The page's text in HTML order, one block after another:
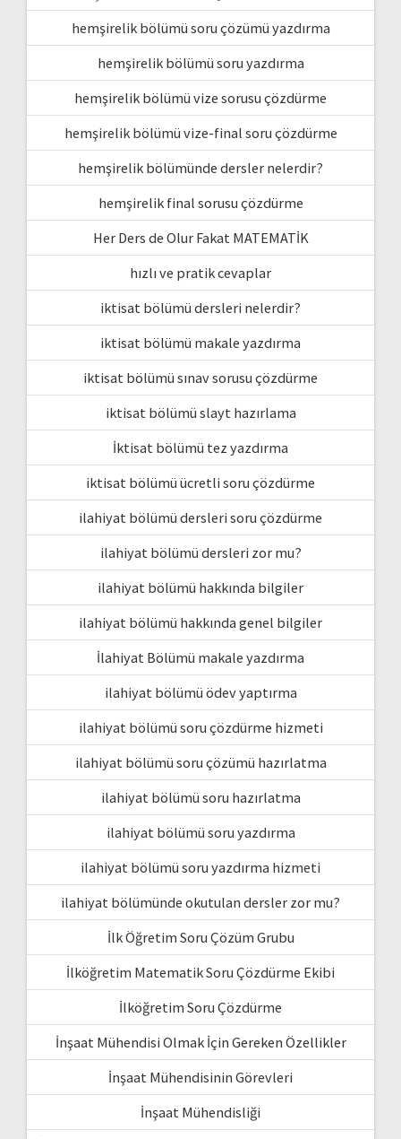
hemşirelik bölümü soru çözümü yazdırma
hemşirelik bölümü soru yazdırma
hemşirelik bölümü vize sorusu çözdürme
hemşirelik bölümü vize-final soru çözdürme
hemşirelik bölümünde dersler nelerdir?
hemşirelik final sorusu çözdürme
Her Ders de Olur Fakat MATEMATİK
hızlı ve pratik cevaplar
iktisat bölümü dersleri nelerdir?
iktisat bölümü makale yazdırma
iktisat bölümü sınav sorusu çözdürme
iktisat bölümü slayt hazırlama
İktisat bölümü tez yazdırma
iktisat bölümü ücretli soru çözdürme
ilahiyat bölümü dersleri soru çözdürme
ilahiyat bölümü dersleri zor mu?
ilahiyat bölümü hakkında bilgiler
ilahiyat bölümü hakkında genel bilgiler
İlahiyat Bölümü makale yazdırma
ilahiyat bölümü ödev yaptırma
ilahiyat bölümü soru çözdürme hizmeti
ilahiyat bölümü soru çözümü hazırlatma
ilahiyat bölümü soru hazırlatma
ilahiyat bölümü soru yazdırma
ilahiyat bölümü soru yazdırma hizmeti
ilahiyat bölümünde okutulan dersler zor mu?
İlk Öğretim Soru Çözüm Grubu
İlköğretim Matematik Soru Çözdürme Ekibi
İlköğretim Soru Çözdürme
İnşaat Mühendisi Olmak İçin Gereken Özellikler
İnşaat Mühendisinin Görevleri
İnşaat Mühendisliği